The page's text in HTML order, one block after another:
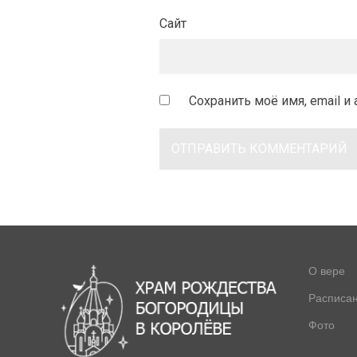
Сайт
Сохранить моё имя, email
О вере
Фото